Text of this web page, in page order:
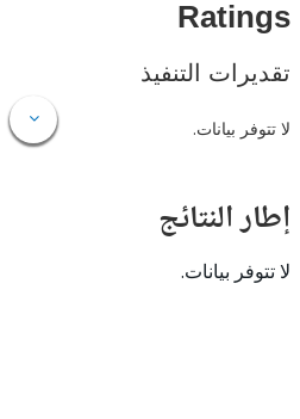
التنفيذ
بيانات.
بيانات.